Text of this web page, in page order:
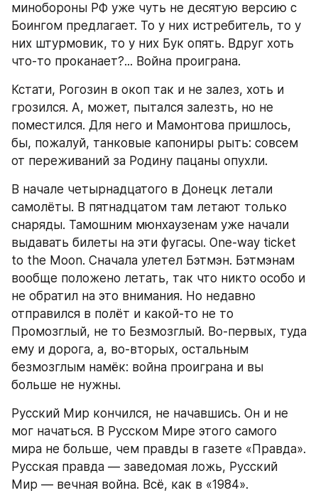
минобороны РФ уже чуть не десятую версию с
Боингом предлагает. То у них истребитель, то у
них штурмовик, то у них Бук опять. Вдруг хоть
что-то проканает?... Война проиграна.
Кстати, Рогозин в окоп так и не залез, хоть и
грозился. А, может, пытался залезть, но не
поместился. Для него и Мамонтова пришлось,
бы, пожалуй, танковые капониры рыть: совсем
от переживаний за Родину пацаны опухли.
В начале четырнадцатого в Донецк летали
самолёты. В пятнадцатом там летают только
снаряды. Тамошним мюнхаузенам уже начали
выдавать билеты на эти фугасы. Оne-way ticket
to the Moon. Сначала улетел Бэтмэн. Бэтмэнам
вообще положено летать, так что никто особо и
не обратил на это внимания. Но недавно
отправился в полёт и какой-то не то
Промозглый, не то Безмозглый. Во-первых, туда
ему и дорога, а, во-вторых, остальным
безмозглым намёк: война проиграна и вы
больше не нужны.
Русский Мир кончился, не начавшись. Он и не
мог начаться. В Русском Мире этого самого
мира не больше, чем правды в газете «Правда».
Русская правда — заведомая ложь, Русский
Мир — вечная война. Всё, как в «1984».